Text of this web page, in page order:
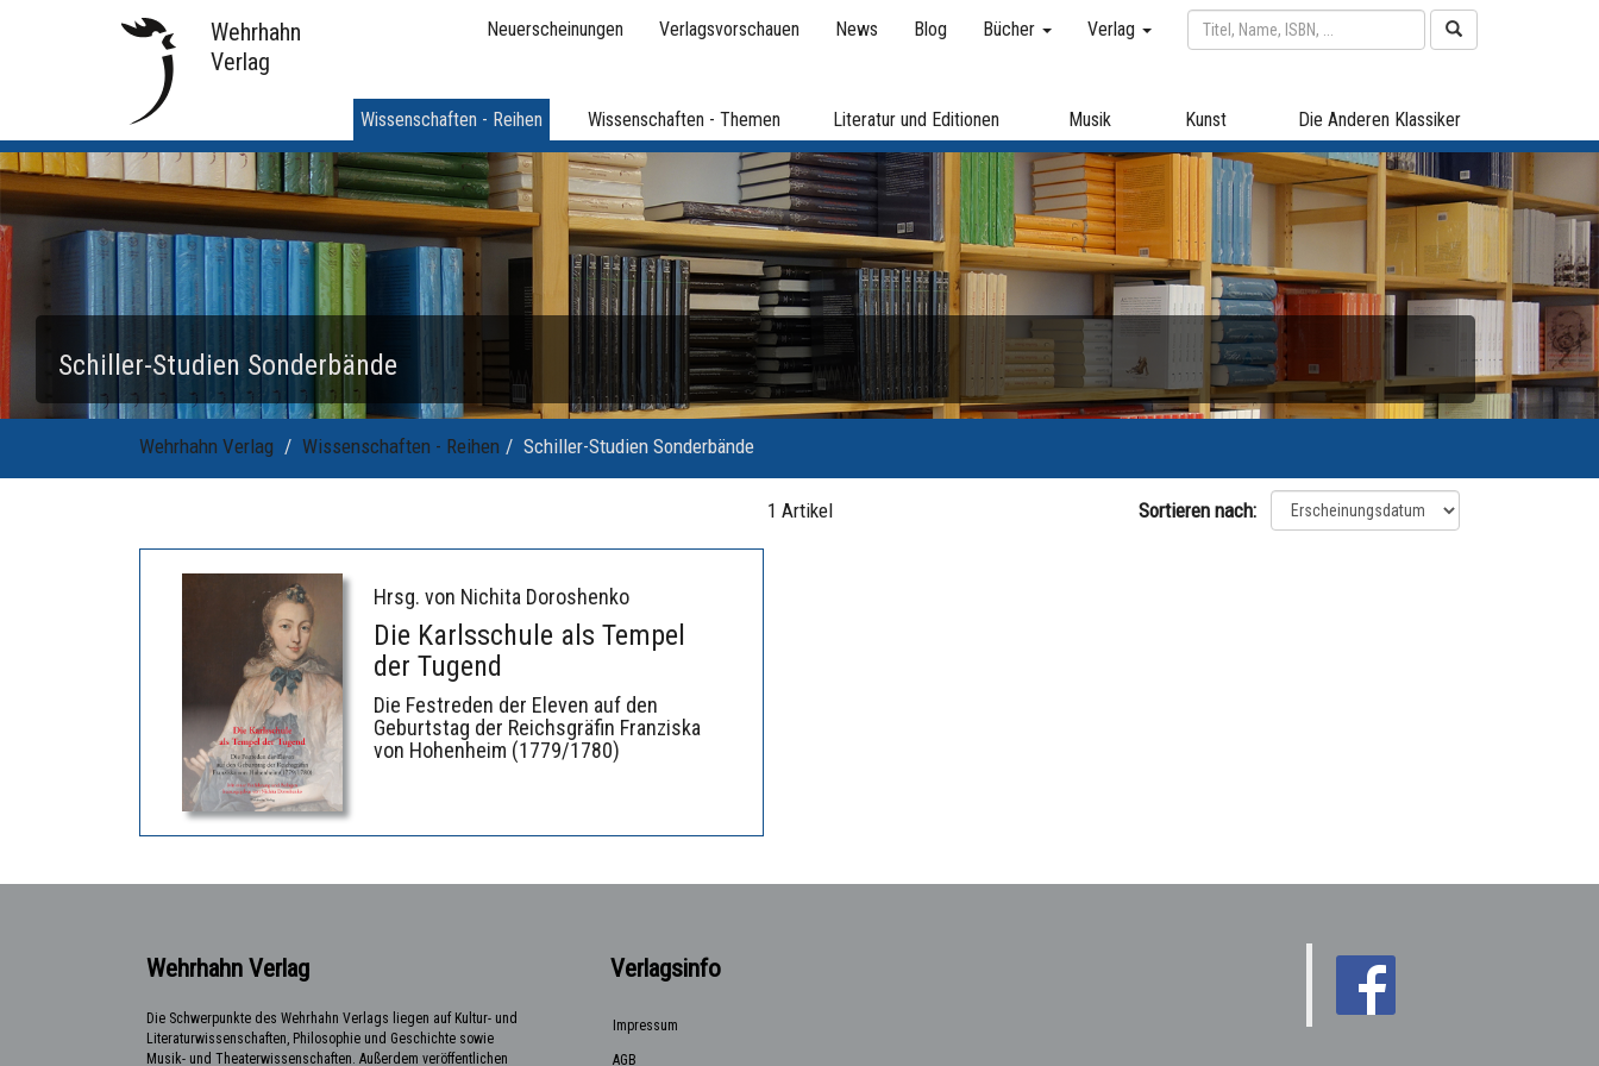
Wehrhahn
Verlag
Neuerscheinungen Verlagsvorschauen News Blog Bücher Verlag
Wissenschaften - Reihen Wissenschaften - Themen Literatur und Editionen Musik Kunst Die Anderen Klassiker
Schiller-Studien Sonderbände
Wehrhahn Verlag Wissenschaften - Reihen Schiller-Studien Sonderbände
1 Artikel Sortieren nach:
Hrsg. von Nichita Doroshenko
Die Karlsschule als Tempel
der Tugend
Die Festreden der Eleven auf den
Geburtstag der Reichsgräfin Franziska
von Hohenheim (1779/1780)
Wehrhahn Verlag
Die Schwerpunkte des Wehrhahn Verlags liegen auf Kultur- und
Literaturwissenschaften, Philosophie und Geschichte sowie
Musik- und Theaterwissenschaften. Außerdem veröffentlichen
Verlagsinfo
Impressum
AGB